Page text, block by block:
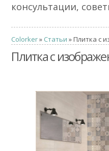
консультации,
Colorker» Статьи » Плитка с
Плитка с